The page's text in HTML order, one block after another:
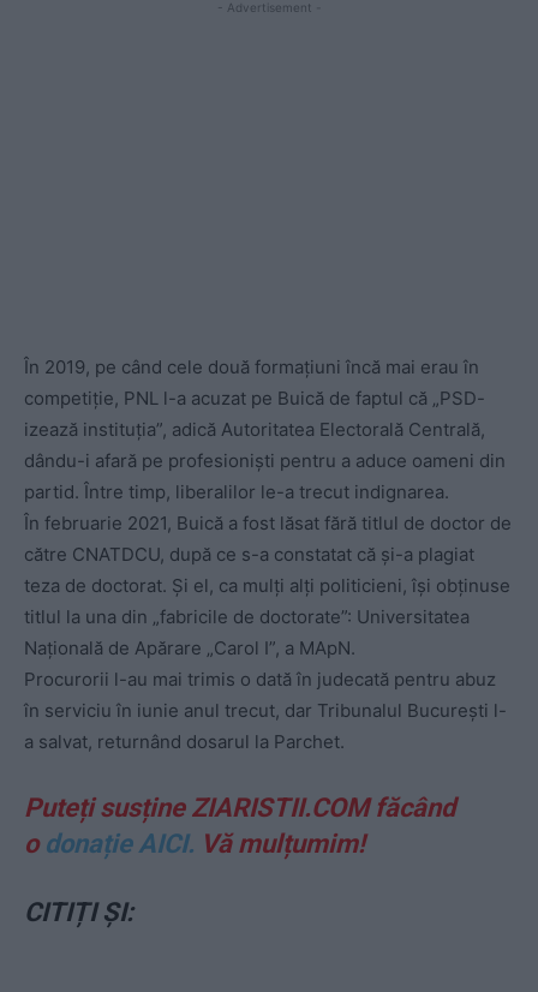
- Advertisement -
În 2019, pe când cele două formațiuni încă mai erau în
competiție, PNL l-a acuzat pe Buică de faptul că „PSD-
izează instituția”, adică Autoritatea Electorală Centrală,
dându-i afară pe profesioniști pentru a aduce oameni din
partid. Între timp, liberalilor le-a trecut indignarea.
În februarie 2021, Buică a fost lăsat fără titlul de doctor de
către CNATDCU, după ce s-a constatat că și-a plagiat
teza de doctorat. Și el, ca mulți alți politicieni, își obținuse
titlul la una din „fabricile de doctorate”: Universitatea
Națională de Apărare „Carol I”, a MApN.
Procurorii l-au mai trimis o dată în judecată pentru abuz
în serviciu în iunie anul trecut, dar Tribunalul București l-
a salvat, returnând dosarul la Parchet.
Puteți susține ZIARISTII.COM făcând
o donație AICI. Vă mulțumim!
CITIȚI ȘI: